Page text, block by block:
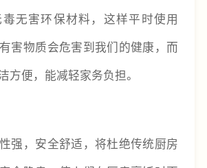
无害环保材料，这样平时使用
害物质会危害到我们的健康，而
方便，能减轻家务负担。
强，安全舒适，将杜绝传统厨房